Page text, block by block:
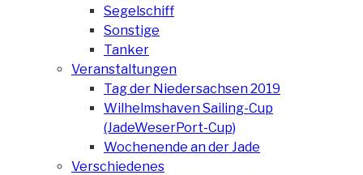
Segelschiff
Sonstige
Tanker
Veranstaltungen
Tag der Niedersachsen 2019
Wilhelmshaven Sailing-Cup
(JadeWeserPort-Cup)
Wochenende an der Jade
Verschiedenes